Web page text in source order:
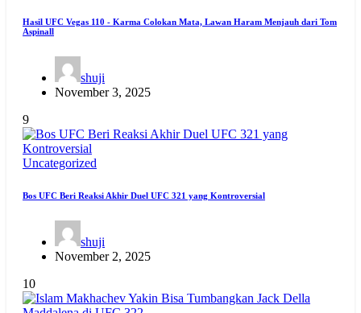
Hasil UFC Vegas 110 - Karma Colokan Mata, Lawan Haram Menjauh dari Tom
Aspinall
shuji
November 3, 2025
9
Uncategorized
Bos UFC Beri Reaksi Akhir Duel UFC 321 yang Kontroversial
shuji
November 2, 2025
10